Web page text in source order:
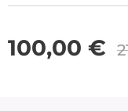
100,00 €